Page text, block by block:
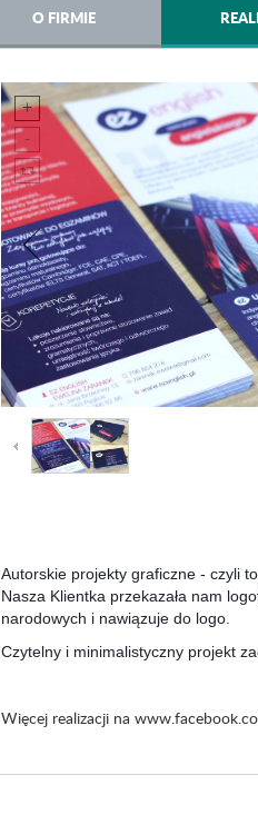
O FIRMIE
Autorskie projekty graficzne - czyli
Nasza Klientka przekazała nam
narodowych i nawiązuje do logo.
Czytelny i minimalistyczny projekt
Więcej realizacji na